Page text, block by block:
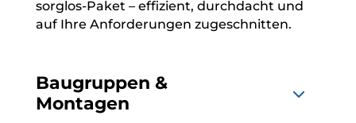
sorglos-Paket – effizient, durchdacht und
auf Ihre Anforderungen zugeschnitten.
Baugruppen &
Montagen